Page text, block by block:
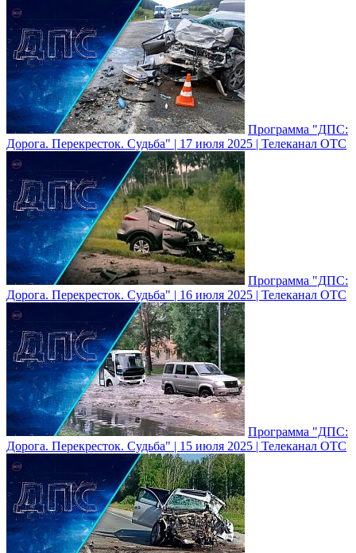
Программа "ДПС:
Дорога. Перекресток. Судьба" | 17 июля 2025 | Телеканал ОТС
Программа "ДПС:
Дорога. Перекресток. Судьба" | 16 июля 2025 | Телеканал ОТС
Программа "ДПС:
Дорога. Перекресток. Судьба" | 15 июля 2025 | Телеканал ОТС